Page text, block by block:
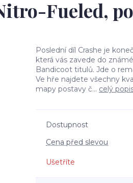
Fueled,
Poslední díl Crashe je
která vás zavede do
Bandicoot titulů. Jde o
Ve hře najdete všechny
mapy postavy č... celý
Dostupnost
Cena před slevou
Ušetříte